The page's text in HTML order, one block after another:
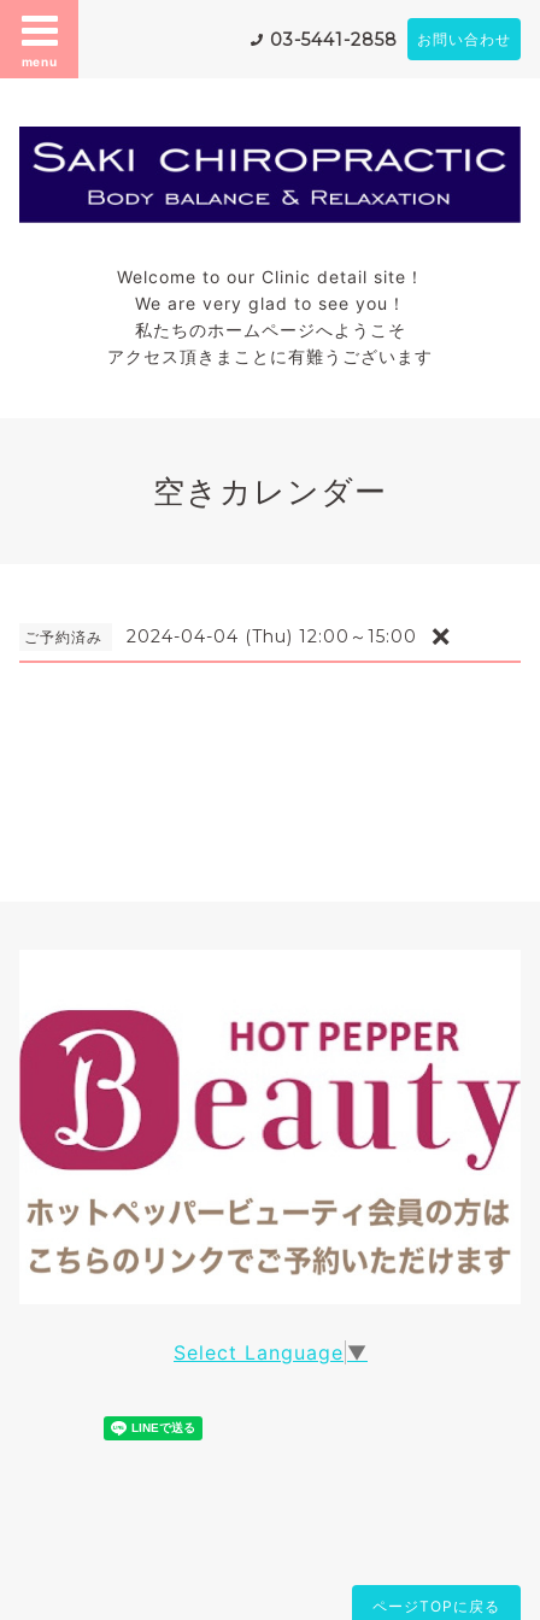
menu
03-5441-2858 お問い合わせ
Welcome to our Clinic detail site！
We are very glad to see you！
私たちのホームページへようこそ
アクセス頂きまことに有難うございます
空きカレンダー
ご予約済み 2024-04-04 (Thu) 12:00～15:00 ❌
Select Language ▼
ページTOPに戻る